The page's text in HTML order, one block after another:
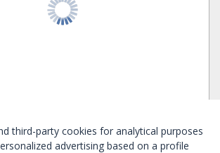
DE BARCELONA
third-party cookies for analytical purposes
advertising based on a profile